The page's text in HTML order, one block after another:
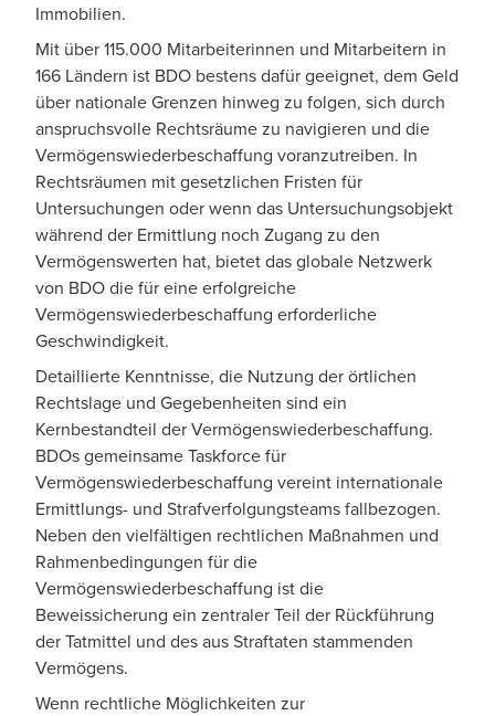
Immobilien.
Mit über 115.000 Mitarbeiterinnen und Mitarbeitern in
166 Ländern ist BDO bestens dafür geeignet, dem Geld
über nationale Grenzen hinweg zu folgen, sich durch
anspruchsvolle Rechtsräume zu navigieren und die
Vermögenswiederbeschaffung voranzutreiben. In
Rechtsräumen mit gesetzlichen Fristen für
Untersuchungen oder wenn das Untersuchungsobjekt
während der Ermittlung noch Zugang zu den
Vermögenswerten hat, bietet das globale Netzwerk
von BDO die für eine erfolgreiche
Vermögenswiederbeschaffung erforderliche
Geschwindigkeit.
Detaillierte Kenntnisse, die Nutzung der örtlichen
Rechtslage und Gegebenheiten sind ein
Kernbestandteil der Vermögenswiederbeschaffung.
BDOs gemeinsame Taskforce für
Vermögenswiederbeschaffung vereint internationale
Ermittlungs- und Strafverfolgungsteams fallbezogen.
Neben den vielfältigen rechtlichen Maßnahmen und
Rahmenbedingungen für die
Vermögenswiederbeschaffung ist die
Beweissicherung ein zentraler Teil der Rückführung
der Tatmittel und des aus Straftaten stammenden
Vermögens.
Wenn rechtliche Möglichkeiten zur